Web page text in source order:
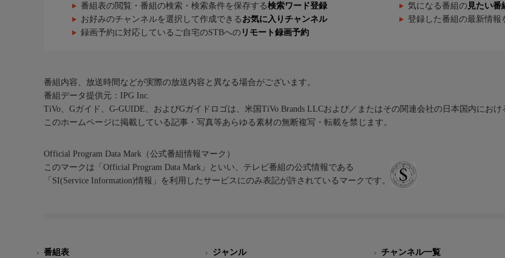
番組表の閲覧・番組の検索・検索条件を保存する検索ワード登録 気になる番組の 見たい番
お好みのチャンネルを選択して作成できる お気に入りチャンネル 登録した番組の最新情報
録画予約に対応しているご自宅のSTBへの リモート録画予約
番組内容、放送時間などが実際の放送内容と異なる場合がございます。
番組データ提供元：IPG Inc.
TiVo、Gガイド、G-GUIDE、およびGガイドロゴは、米国TiVo Brands LLCおよび／またはその関連会社の日本国内におけ
このホームページに掲載している記事・写真等あらゆる素材の無断複写・転載を禁じます。
Official Program Data Mark（公式番組情報マーク）
このマークは「Official Program Data Mark」といい、テレビ番組の公式情報である
「SI(Service Information)情報」を利用したサービスにのみ表記が許されているマークです。
番組表
ジャンル
チャンネル一覧